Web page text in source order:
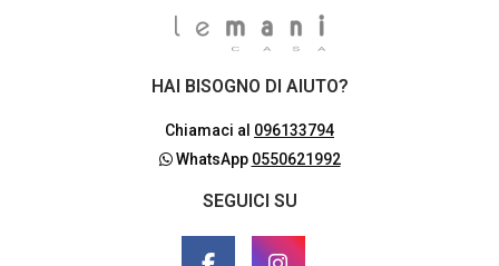
HAI BISOGNO DI AIUTO?
Chiamaci al 096133794
WhatsApp 0550621992
SEGUICI SU